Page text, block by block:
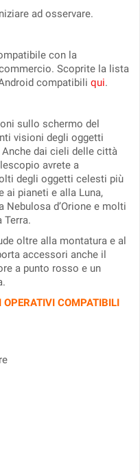
ad osservare.
con la
Scoprite la lista
compatibili qui.
sullo schermo del
visioni degli oggetti
dai cieli delle città
avrete a
degli oggetti celesti più
ai pianeti e alla Luna,
Nebulosa d’Orione e molti
oltre alla montatura e al
accessori anche il
a punto rosso e un
COMPATIBILI